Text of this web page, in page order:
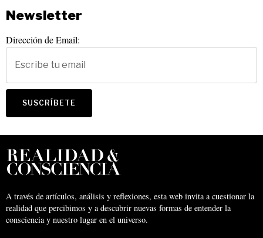
Newsletter
Dirección de Email:
A través de artículos, análisis y reflexiones, esta web invita a cuestionar la
realidad que percibimos y a descubrir nuevas formas de entender la
consciencia y nuestro lugar en el universo.